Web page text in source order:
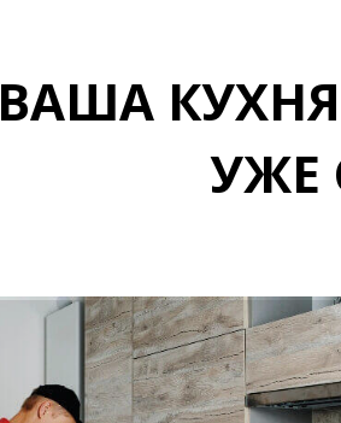
ВАША
УЖЕ